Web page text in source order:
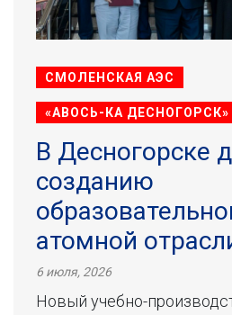
СМОЛЕНСКАЯ АЭС
«АВОСЬ-КА ДЕСНОГОРСК»
В Десногорске
созданию
атомной
6 июля, 2026
Новый учебно-